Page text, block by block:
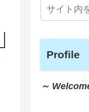
Profile
～